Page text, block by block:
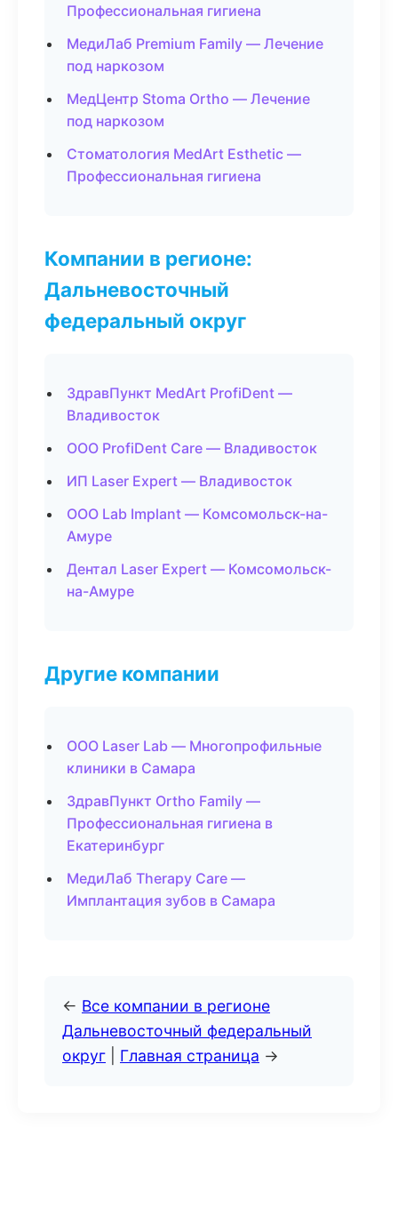
Профессиональная гигиена
МедиЛаб Premium Family — Лечение
под наркозом
МедЦентр Stoma Ortho — Лечение
под наркозом
Стоматология MedArt Esthetic —
Профессиональная гигиена
Компании в регионе:
Дальневосточный
федеральный округ
ЗдравПункт MedArt ProfiDent —
Владивосток
ООО ProfiDent Care — Владивосток
ИП Laser Expert — Владивосток
ООО Lab Implant — Комсомольск-на-
Амуре
Дентал Laser Expert — Комсомольск-
на-Амуре
Другие компании
ООО Laser Lab — Многопрофильные
клиники в Самара
ЗдравПункт Ortho Family —
Профессиональная гигиена в
Екатеринбург
МедиЛаб Therapy Care —
Имплантация зубов в Самара
← Все компании в регионе
Дальневосточный федеральный
округ
Главная страница →